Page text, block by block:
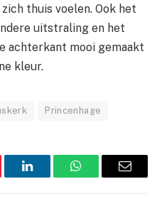
thuis voelen. Ook het
uitstraling en het
achterkant mooi gemaakt
kleur.
Princenhage
LinkedInWhatsAppEmail